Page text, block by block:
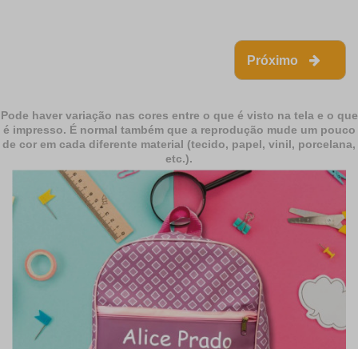
Próximo
Pode haver variação nas cores entre o que é visto na tela e o que
é impresso. É normal também que a reprodução mude um pouco
de cor em cada diferente material (tecido, papel, vinil, porcelana,
etc.).